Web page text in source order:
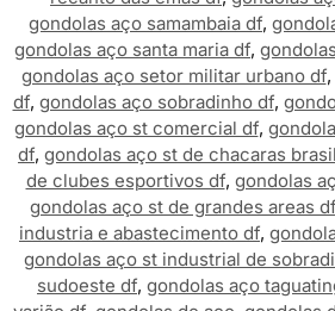
gondolas aço samambaia df,
gondolas aço santa maria df,
gondolas aço setor militar urbano df,
df, gondolas aço sobradinho df,
gondolas aço st comercial df,
df, gondolas aço st de chacaras
de clubes esportivos df, gondolas
gondolas aço st de grandes areas df
industria e abastecimento df,
gondolas aço st industrial de
sudoeste df, gondolas aço